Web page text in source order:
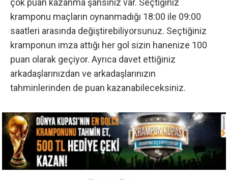
çok puan kazanma şansınız var. Seçtiğiniz
kramponu maçların oynanmadığı 18:00 ile 09:00
saatleri arasında değiştirebiliyorsunuz. Seçtiğiniz
kramponun imza attığı her gol sizin hanenize 100
puan olarak geçiyor. Ayrıca davet ettiğiniz
arkadaşlarınızdan ve arkadaşlarınızın
tahminlerinden de puan kazanabileceksiniz.